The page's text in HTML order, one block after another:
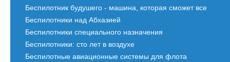
Беспилотник будушего - машина, которая сможет все
Беспилотники над Абхазией
Беспилотники специального назначения
Беспилотники: сто лет в воздухе
Беспилотные авиационные системы для флота